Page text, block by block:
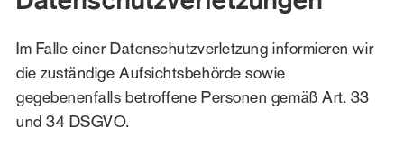
Im Falle einer Datenschutzverletzung informieren wir
die zuständige Aufsichtsbehörde sowie
gegebenenfalls betroffene Personen gemäß Art. 33
und 34 DSGVO.